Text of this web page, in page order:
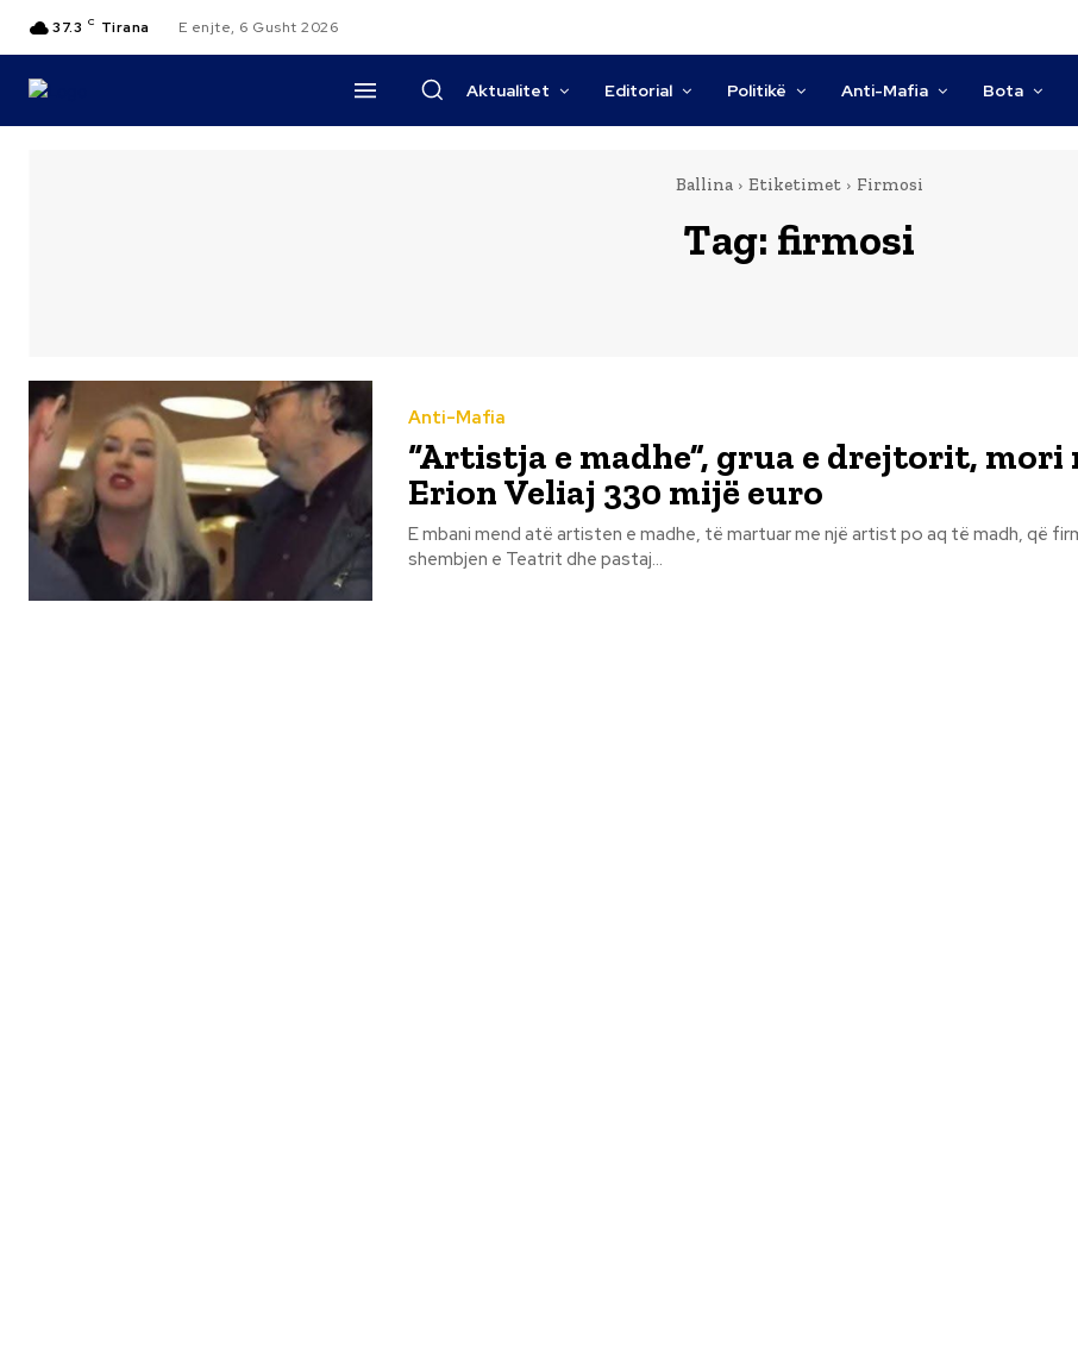
37.3 C Tirana E enjte, 6 Gusht 2026
Aktualitet Editorial Politikë Anti-Mafia Bota
Ballina Etiketimet Firmosi
Tag: firmosi
Anti-Mafia
“Artistja e madhe”, grua e drejtorit, mori
Erion Veliaj 330 mijë euro
E mbani mend atë artisten e madhe, të martuar me një artist po aq të madh, që
shembjen e Teatrit dhe pastaj...